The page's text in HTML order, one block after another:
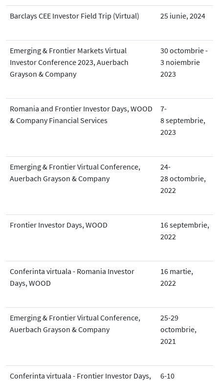
Barclays CEE Investor Field Trip (Virtual) 25 iunie, 2024
Emerging & Frontier Markets Virtual
Investor Conference 2023, Auerbach
Grayson & Company
30 octombrie -
3 noiembrie
2023
Romania and Frontier Investor Days, WOOD
& Company Financial Services
7-
8 septembrie,
2023
Emerging & Frontier Virtual Conference,
Auerbach Grayson & Company
24-
28 octombrie,
2022
Frontier Investor Days, WOOD
16 septembrie,
2022
Conferinta virtuala - Romania Investor
Days, WOOD
16 martie,
2022
Emerging & Frontier Virtual Conference,
Auerbach Grayson & Company
25-29
octombrie,
2021
Conferinta virtuala - Frontier Investor Days,
6-10